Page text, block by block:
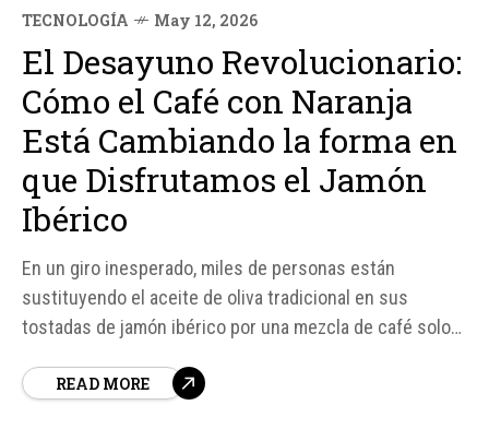
TECNOLOGÍA May 12, 2026
El Desayuno Revolucionario:
Cómo el Café con Naranja
Está Cambiando la forma en
que Disfrutamos el Jamón
Ibérico
En un giro inesperado, miles de personas están
sustituyendo el aceite de oliva tradicional en sus
tostadas de jamón ibérico por una mezcla de café solo
parecer extraña, tiene una base lógica según el experto
READ MORE